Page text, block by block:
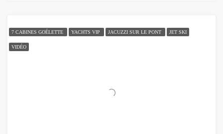
7 CABINES GOÉLETTE YACHTS VIP JACUZZI SUR LE PONT JET SKI
VIDÉO